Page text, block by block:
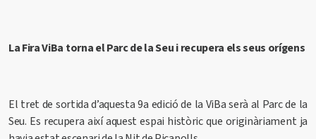
La Fira ViBa torna el Parc de la Seu i recupera els seus orígens
El tret de sortida d’aquesta 9a edició de la ViBa serà al Parc de la
Seu. Es recupera així aquest espai històric que originàriament ja